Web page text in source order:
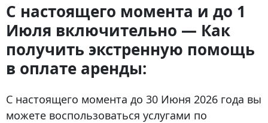
С настоящего момента и до 1
Июля включительно — Как
получить экстренную помощь
в оплате аренды:
С настоящего момента до 30 Июня 2026 года вы
можете воспользоваться услугами по